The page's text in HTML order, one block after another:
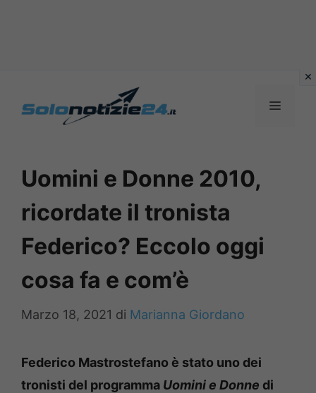
MENU
Uomini e Donne 2010,
ricordate il tronista
Federico? Eccolo oggi
cosa fa e com’è
Marzo 18, 2021 di Marianna Giordano
Federico Mastrostefano è stato uno dei
tronisti del programma Uomini e Donne di